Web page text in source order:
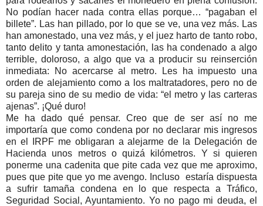
No podían hacer nada contra ellas porque… “pagaban el
billete”. Las han pillado, por lo que se ve, una vez más. Las
han amonestado, una vez más, y el juez harto de tanto robo,
tanto delito y tanta amonestación, las ha condenado a algo
terrible, doloroso, a algo que va a producir su reinserción
inmediata: No acercarse al metro. Les ha impuesto una
orden de alejamiento como a los maltratadores, pero no de
su pareja sino de su medio de vida: “el metro y las carteras
ajenas”. ¡Qué duro!
Me ha dado qué pensar. Creo que de ser así no me
importaría que como condena por no declarar mis ingresos
en el IRPF me obligaran a alejarme de la Delegación de
Hacienda unos metros o quizá kilómetros. Y si quieren
ponerme una cadenita que pite cada vez que me aproximo,
pues que pite que yo me avengo. Incluso estaría dispuesta
a sufrir tamaña condena en lo que respecta a Tráfico,
Seguridad Social, Ayuntamiento. Yo no pago mi deuda, el